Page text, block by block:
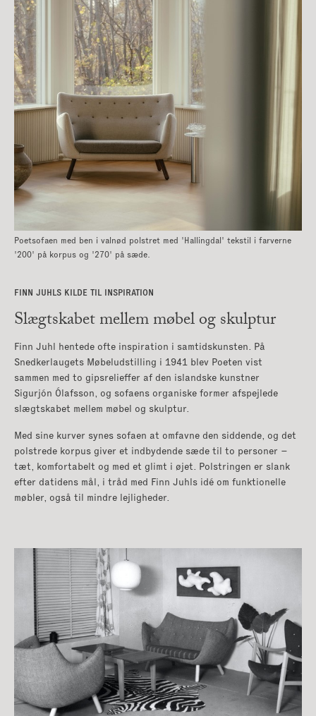
FINN JUHLS KILDE TIL INSPIRATION
Slægtskabet mellem møbel og skulptur
Finn Juhl hentede ofte inspiration i samtidskunsten. På
Snedkerlaugets Møbeludstilling i 1941 blev Poeten vist
sammen med to gipsrelieffer af den islandske kunstner
Sigurjón Ólafsson, og sofaens organiske former afspejlede
slægtskabet mellem møbel og skulptur.
Med sine kurver synes sofaen at omfavne den siddende, og det
polstrede korpus giver et indbydende sæde til to personer –
tæt, komfortabelt og med et glimt i øjet. Polstringen er slank
efter datidens mål, i tråd med Finn Juhls idé om funktionelle
møbler, også til mindre lejligheder.
Poetsofaen med ben i valnød polstret med 'Hallingdal' tekstil i farverne
'200' på korpus og '270' på sæde.